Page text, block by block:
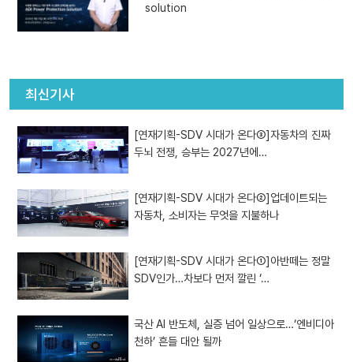
solution
최신기사
[연재기획-SDV 시대가 온다③]자동차의 진짜
두뇌 전쟁, 승부는 2027년에…
[연재기획-SDV 시대가 온다②]업데이트되는
자동차, 소비자는 무엇을 지불하나
[연재기획-SDV 시대가 온다①]아반떼는 정말
SDV인가…차보다 먼저 깔린 ‘…
국산 AI 반도체, 실증 넘어 일상으로…‘엔비디아
천하’ 흔들 대안 될까